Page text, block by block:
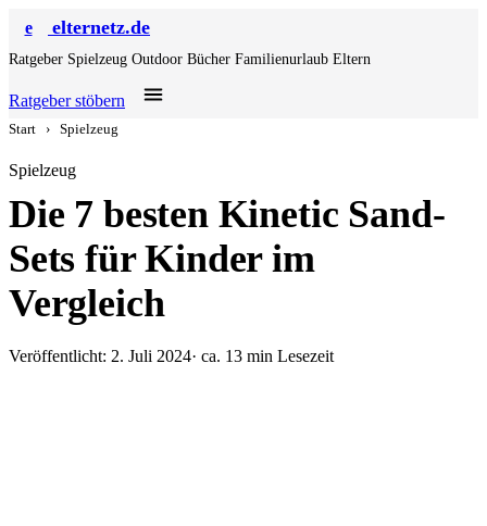
e elternetz.de
Ratgeber Spielzeug Outdoor Bücher Familienurlaub Eltern
Ratgeber stöbern
Start › Spielzeug
Spielzeug
Die 7 besten Kinetic Sand-
Sets für Kinder im
Vergleich
Veröffentlicht: 2. Juli 2024· ca. 13 min Lesezeit